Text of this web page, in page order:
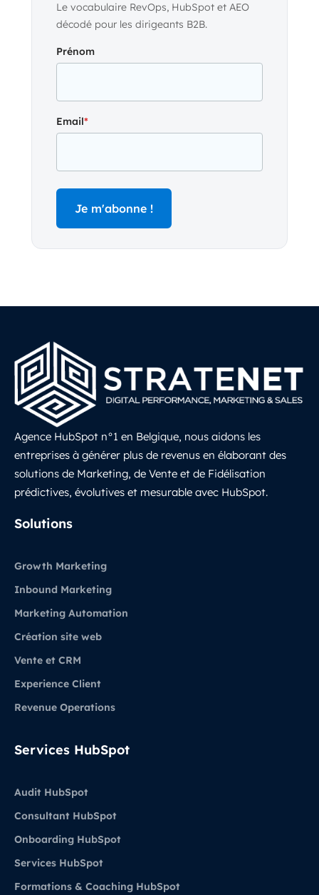
Le vocabulaire RevOps, HubSpot et AEO
décodé pour les dirigeants B2B.
Prénom
Email*
Agence HubSpot n°1 en Belgique, nous aidons les
entreprises à générer plus de revenus en élaborant des
solutions de Marketing, de Vente et de Fidélisation
prédictives, évolutives et mesurable avec HubSpot.
Solutions
Growth Marketing
Inbound Marketing
Marketing Automation
Création site web
Vente et CRM
Experience Client
Revenue Operations
Services HubSpot
Audit HubSpot
Consultant HubSpot
Onboarding HubSpot
Services HubSpot
Formations & Coaching HubSpot